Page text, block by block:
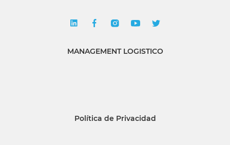
MANAGEMENT LOGISTICO
Política de Privacidad